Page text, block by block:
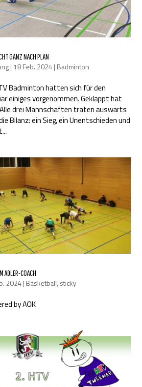
GANZ NACH PLAN
| 18 Feb. 2024 | Badminton
Badminton hatten sich für den
einiges vorgenommen. Geklappt hat
drei Mannschaften traten auswärts
Bilanz: ein Sieg, ein Unentschieden und
ADLER-COACH
2024 | Basketball, sticky
by AOK